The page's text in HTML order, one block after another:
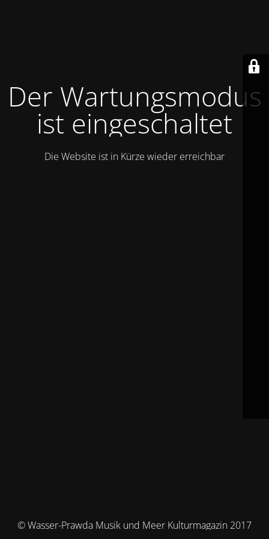
Der Wartungsmodus
ist eingeschaltet
Die Website ist in Kürze wieder erreichbar
© Wasser-Prawda Musik und Meer Kulturmagazin 2017